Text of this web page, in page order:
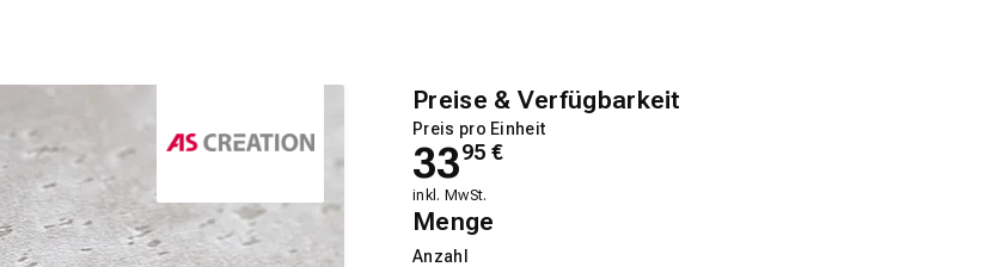
Preise & Verfügbarkeit
Preis pro Einheit
3395 €
inkl. MwSt.
Menge
Anzahl